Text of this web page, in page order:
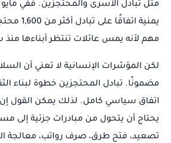
يمنية
مهم لأنه يمس عائلات تنتظر أبناءها
لكن المؤشرات الإنسانية لا تعني أن
مضمونًا. تبادل المحتجزين خطوة لبناء
اتفاق سياسي كامل. لذلك يمكن القول إن
يحتاج أن يتحول من مبادرات جزئية إلى
تصعيد، فتح طرق، صرف رواتب، معالجة